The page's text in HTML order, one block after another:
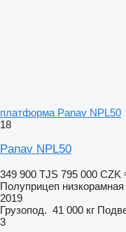
платформа Panav NPL50
18
Panav NPL50
349 900 TJS 795 000 CZK
Полуприцеп
2019
Грузопод. 41 000 кг
3